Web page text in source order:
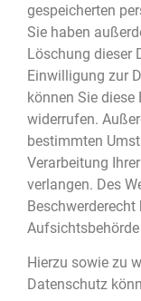
gespeicherten
Sie haben
Löschung dieser
Einwilligung zur
können Sie
widerrufen.
bestimmten
Verarbeitung
verlangen. Des
Aufsichtsbehörde
Hierzu sowie zu
Datenschutz